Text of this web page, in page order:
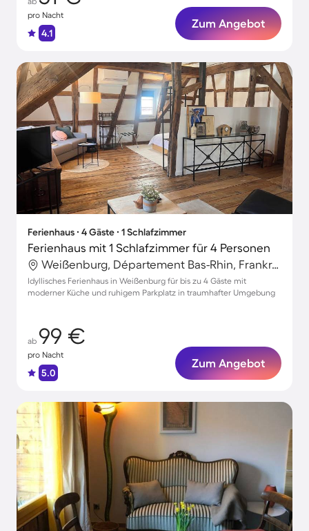
pro Nacht
4.1
Zum Angebot
Ferienhaus ∙ 4 Gäste ∙ 1 Schlafzimmer
Ferienhaus mit 1 Schlafzimmer für 4 Personen
Weißenburg, Département Bas-Rhin, Frankreich
Idyllisches Ferienhaus in Weißenburg für bis zu 4 Gäste mit
moderner Küche und ruhigem Parkplatz in traumhafter Umgebung
ab 99 €
pro Nacht
5.0
Zum Angebot